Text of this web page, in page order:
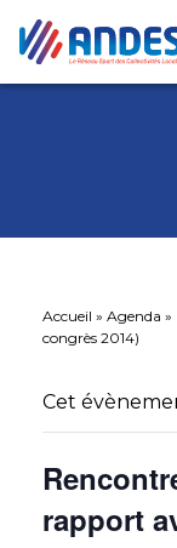
Accueil » Agenda »
congrès 2014)
Cet
rapport